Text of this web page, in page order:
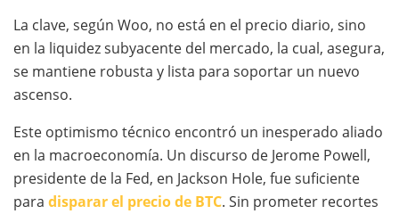
La clave, según Woo, no está en el precio diario, sino
en la liquidez subyacente del mercado, la cual, asegura,
se mantiene robusta y lista para soportar un nuevo
ascenso.
Este optimismo técnico encontró un inesperado aliado
en la macroeconomía. Un discurso de Jerome Powell,
presidente de la Fed, en Jackson Hole, fue suficiente
para disparar el precio de BTC. Sin prometer recortes